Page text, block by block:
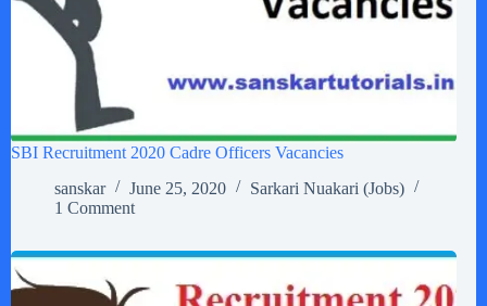
SBI Recruitment 2020 Cadre Officers Vacancies
sanskar
June 25, 2020
Sarkari Nuakari (Jobs)
1 Comment